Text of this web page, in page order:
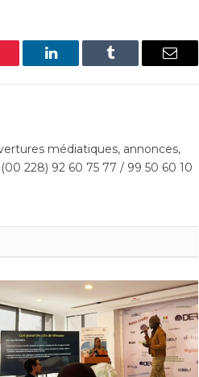
LinkedIn Tumblr Email
médiatiques, annonces,
228) 92 60 75 77 / 99 50 60 10